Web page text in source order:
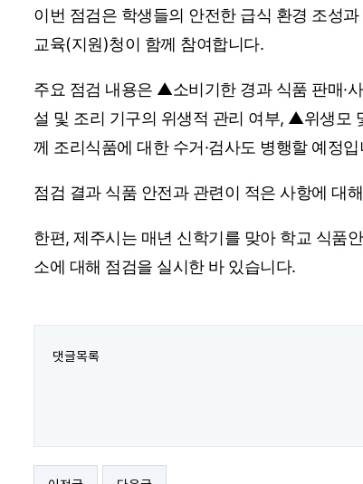
이번 점검은 학생들의 안전한 급식 환경 조성
교육(지원)청이 함께 참여합니다.
주요 점검 내용은 ▲소비기한 경과 식품 판매·
설 및 조리 기구의 위생적 관리 여부, ▲위생모
께 조리식품에 대한 수거·검사도 병행할 예정
점검 결과 식품 안전과 관련이 적은 사항에 대
한편, 제주시는 매년 신학기를 맞아 학교 식품
소에 대해 점검을 실시한 바 있습니다.
댓글목록